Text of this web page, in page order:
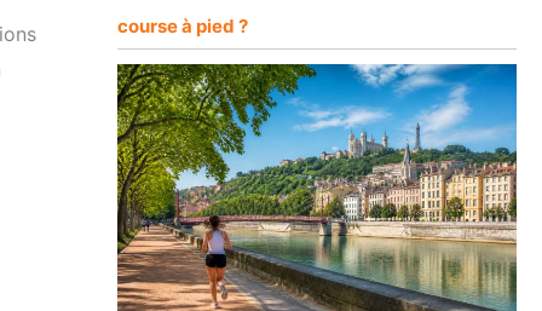
course à pied ?